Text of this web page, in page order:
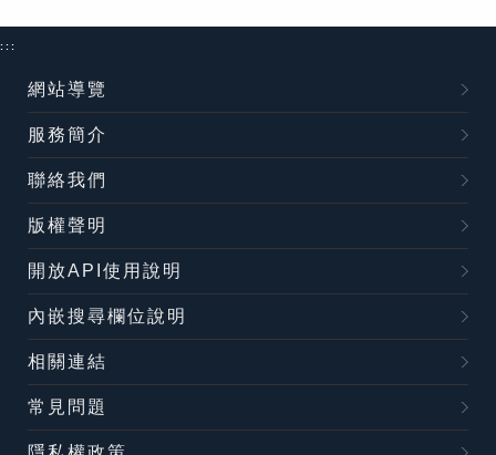
:::
網站導覽
服務簡介
聯絡我們
版權聲明
開放API使用說明
內嵌搜尋欄位說明
相關連結
常見問題